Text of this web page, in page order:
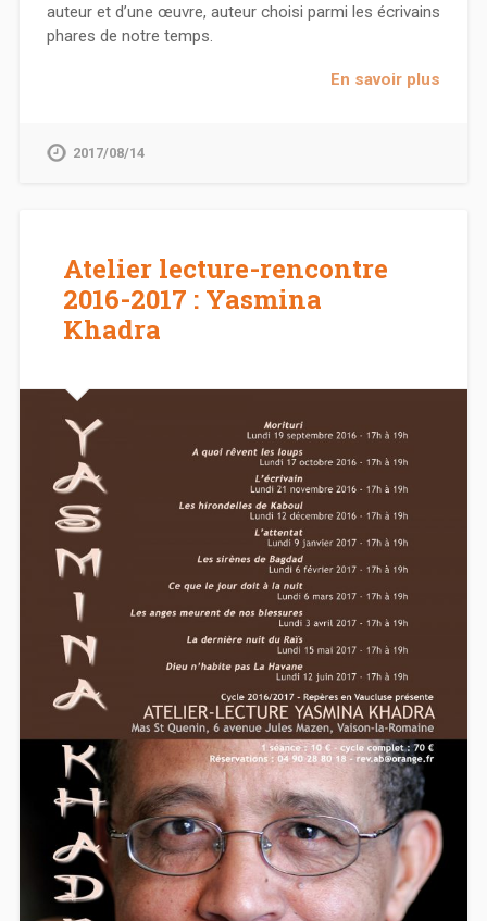
auteur et d’une œuvre, auteur choisi parmi les écrivains
phares de notre temps.
En savoir plus
2017/08/14
Atelier lecture-rencontre
2016-2017 : Yasmina
Khadra